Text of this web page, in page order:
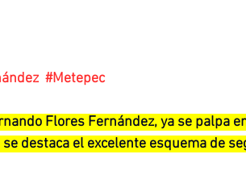
#Metepec
Flores Fernández, ya se palpa
destaca el excelente esquema de